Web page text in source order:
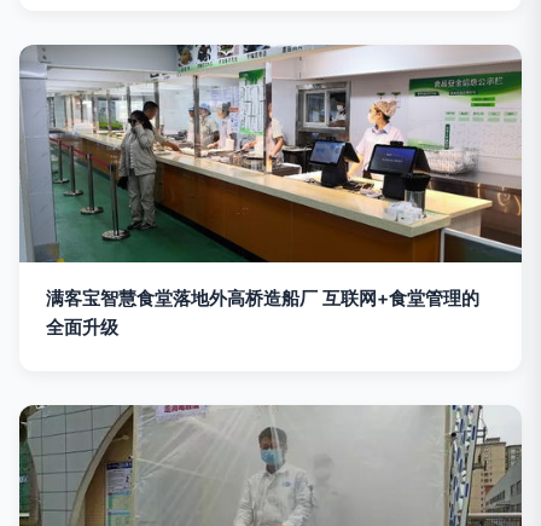
满客宝智慧食堂落地外高桥造船厂 互联网+食堂管理的
全面升级